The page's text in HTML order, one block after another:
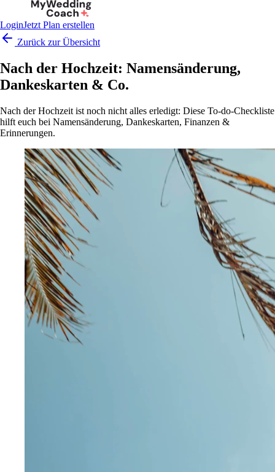
LoginJetzt Plan erstellen
Zurück zur Übersicht
Nach der Hochzeit: Namensänderung,
Dankeskarten & Co.
Nach der Hochzeit ist noch nicht alles erledigt: Diese To-do-Checkliste
hilft euch bei Namensänderung, Dankeskarten, Finanzen &
Erinnerungen.